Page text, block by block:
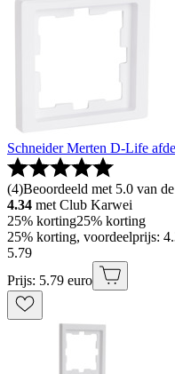
Schneider Merten D-Life
(4)Beoordeeld met 5.0 van
4.34 met Club Karwei
25% korting25% korting
25% korting, voordeelprijs:
5.79
Prijs: 5.79 euro